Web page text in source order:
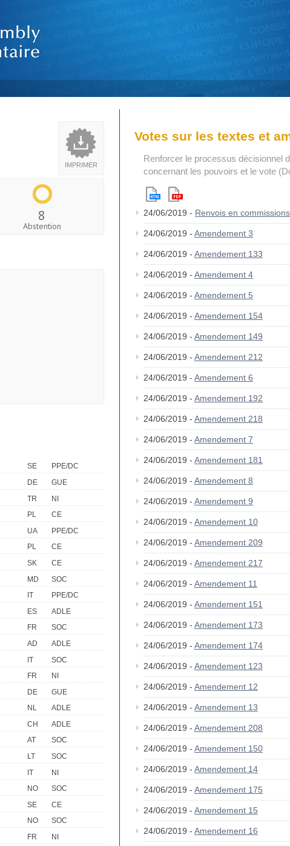
IMPRIMER
8
Abstention
SE
PPE/DC
DE
GUE
TR
NI
PL
CE
UA
PPE/DC
PL
CE
SK
CE
MD
SOC
IT
PPE/DC
ES
ADLE
FR
SOC
AD
ADLE
IT
SOC
FR
NI
DE
GUE
NL
ADLE
CH
ADLE
AT
SOC
LT
SOC
IT
NI
NO
SOC
SE
CE
NO
SOC
FR
NI
Votes sur les textes et
Renforcer le processus décisionnel
concernant les pouvoirs et le vote
24/06/2019 - Renvois en commissions
24/06/2019 - Amendement 3
24/06/2019 - Amendement 133
24/06/2019 - Amendement 4
24/06/2019 - Amendement 5
24/06/2019 - Amendement 154
24/06/2019 - Amendement 149
24/06/2019 - Amendement 212
24/06/2019 - Amendement 6
24/06/2019 - Amendement 192
24/06/2019 - Amendement 218
24/06/2019 - Amendement 7
24/06/2019 - Amendement 181
24/06/2019 - Amendement 8
24/06/2019 - Amendement 9
24/06/2019 - Amendement 10
24/06/2019 - Amendement 209
24/06/2019 - Amendement 217
24/06/2019 - Amendement 11
24/06/2019 - Amendement 151
24/06/2019 - Amendement 173
24/06/2019 - Amendement 174
24/06/2019 - Amendement 123
24/06/2019 - Amendement 12
24/06/2019 - Amendement 13
24/06/2019 - Amendement 208
24/06/2019 - Amendement 150
24/06/2019 - Amendement 14
24/06/2019 - Amendement 175
24/06/2019 - Amendement 15
24/06/2019 - Amendement 16